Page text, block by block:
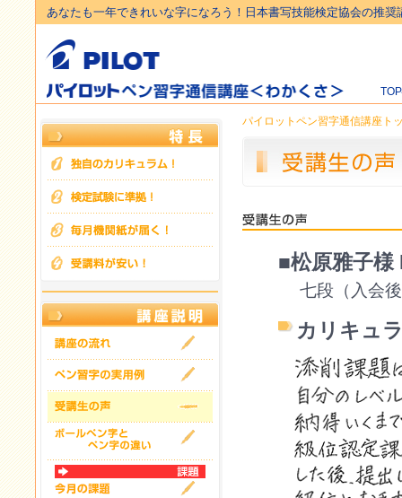
あなたも一年できれいな字になろう！日本書写技能検定協会の推奨
パイロットペン習字通信講座ト
■松原雅子様
七段（入会
カリキュ